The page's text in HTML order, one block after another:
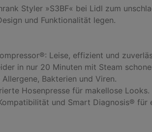
Styler »S3BF« bei Lidl zum
und Funktionalität legen.
Leise, effizient und
in nur 20 Minuten mit Steam
Bakterien und Viren.
Hosenpresse für makellose Looks.
und Smart Diagnosis® für